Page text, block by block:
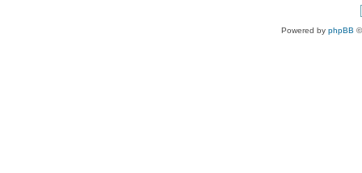
Powered by phpBB